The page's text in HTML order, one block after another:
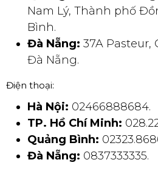
Nam Lý, Thành phố
Bình.
Đà Nẵng: 37A Pasteur,
Đà Nẵng.
Điện thoại:
Hà Nội: 02466888684.
TP. Hồ Chí Minh:
Quảng Bình:
Đà Nẵng: 0837333335.